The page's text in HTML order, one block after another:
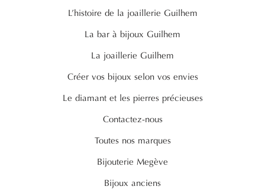
L’histoire de la joaillerie Guilhem
La bar à bijoux Guilhem
La joaillerie Guilhem
Créer vos bijoux selon vos envies
Le diamant et les pierres précieuses
Contactez-nous
Toutes nos marques
Bijouterie Megève
Bijoux anciens